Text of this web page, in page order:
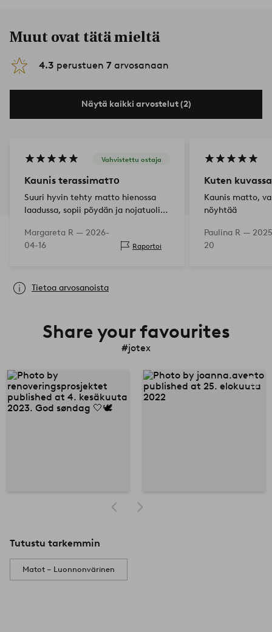
Muut ovat tätä mieltä
4.3 perustuen 7 arvosanaan
Näytä kaikki arvostelut (2)
Vahvistettu ostaja
Kaunis terassimatто
Suuri hyvin tehty matto hienossa
laadussa, sopii pöydän ja nojatuolien
Margareta R — 2026-
04-16
Raportoi
Kuten kuvassa
Kaunis matto,
nöyhtää
Paulina R —
20
Tietoa arvosanoista
Share your favourites
#jotex
Tutustu tarkemmin
Matot – Luonnonvärinen